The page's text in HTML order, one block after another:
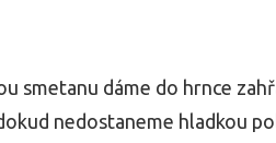
smetanu dáme do hrnce
nedostaneme hladkou